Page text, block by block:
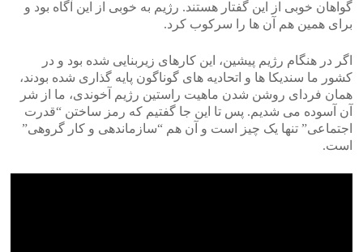
گواهان خوبی از این گفتار هستند. رژیم به خوبی از این آگاه بود و
برای همین هم آن ها را سرکوب کرد.
اگر در هنگام رژیم پیشین، این کارهای زیربنایی شده بود و در
کشور ما سندیکا ها و اتحادیه های گوناگون پایه گذاری شده بودند،
همان فردای روشن شدن ماهیت راستین رژیم آخوندی، ما از شر
آن آسوده می شدیم. پس تا این جا گفتیم که رمز ساختن “قدرت
اجتماعی” تنها یک چیز است و آن هم “سازماندهی و کار گروهی”
است.